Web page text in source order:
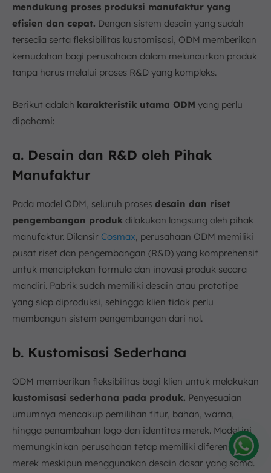
mendukung proses produksi manufaktur yang
efisien dan cepat. Dengan sistem desain yang sudah
tersedia serta fleksibilitas kustomisasi, ODM memberikan
kemudahan bagi perusahaan dalam meluncurkan produk
tanpa harus melalui proses R&D yang kompleks.
Berikut adalah karakteristik utama ODM yang perlu
dipahami:
a. Desain dan R&D oleh Pihak
Manufaktur
Pada model ODM, seluruh proses desain dan riset
pengembangan produk dilakukan langsung oleh pihak
manufaktur. Dilansir Cosmax , perusahaan ODM memiliki
pusat riset dan pengembangan (R&D) yang komprehensif
untuk menciptakan formula dan inovasi produk secara
mandiri. Pabrik sudah memiliki desain atau prototipe
yang siap diproduksi, sehingga klien tidak perlu
membangun sistem pengembangan dari nol.
b. Kustomisasi Sederhana
ODM memberikan fleksibilitas bagi klien untuk melakukan
kustomisasi sederhana pada produk. Penyesuaian
umumnya mencakup pemilihan fitur, bahan, warna,
hingga penambahan logo dan identitas merek. Model ini
memungkinkan perusahaan tetap memiliki diferensiasi
merek meskipun menggunakan desain dasar yang sama.
Amelia